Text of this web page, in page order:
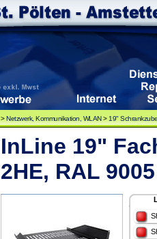
>Netzwerk, Kommunikation, WLAN> 19"
InLine 19"
2HE, RAL